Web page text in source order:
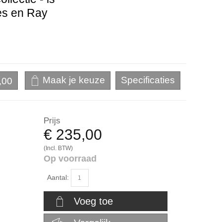
en Ray
Prijs
€ 235,00
(Incl. BTW)
Op voorraad
Aantal:
Voeg toe